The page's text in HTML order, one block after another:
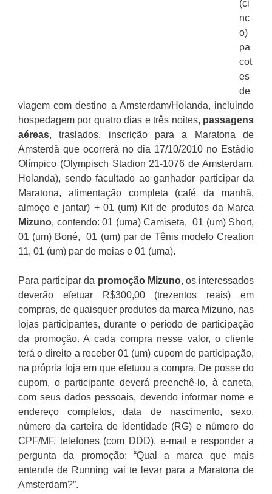
(ci
nc
o)
pa
cot
es
de
viagem com destino a Amsterdam/Holanda, incluindo
hospedagem por quatro dias e três noites, passagens
aéreas, traslados, inscrição para a Maratona de
Amsterdã que ocorrerá no dia 17/10/2010 no Estádio
Olímpico (Olympisch Stadion 21-1076 de Amsterdam,
Holanda), sendo facultado ao ganhador participar da
Maratona, alimentação completa (café da manhã,
almoço e jantar) + 01 (um) Kit de produtos da Marca
Mizuno, contendo: 01 (uma) Camiseta, 01 (um) Short,
01 (um) Boné, 01 (um) par de Tênis modelo Creation
11, 01 (um) par de meias e 01 (uma).
Para participar da promoção Mizuno, os interessados
deverão efetuar R$300,00 (trezentos reais) em
compras, de quaisquer produtos da marca Mizuno, nas
lojas participantes, durante o período de participação
da promoção. A cada compra nesse valor, o cliente
terá o direito a receber 01 (um) cupom de participação,
na própria loja em que efetuou a compra. De posse do
cupom, o participante deverá preenchê-lo, à caneta,
com seus dados pessoais, devendo informar nome e
endereço completos, data de nascimento, sexo,
número da carteira de identidade (RG) e número do
CPF/MF, telefones (com DDD), e-mail e responder a
pergunta da promoção: “Qual a marca que mais
entende de Running vai te levar para a Maratona de
Amsterdam?”.